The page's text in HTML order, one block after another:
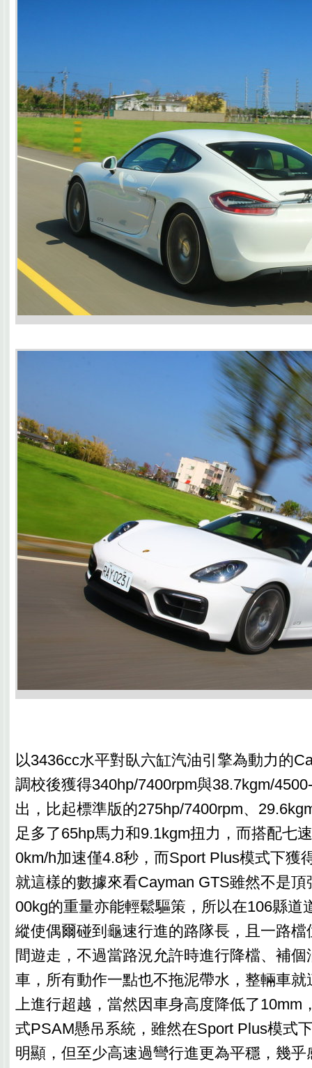
以3436cc水平對臥六缸汽油引擎為動力的
調校後獲得340hp/7400rpm與38.7kgm/
出，比起標準版的275hp/7400rpm、
足多了65hp馬力和9.1kgm扭力，而搭配七
0km/h加速僅4.8秒，而Sport Plus模式下獲
就這樣的數據來看Cayman GTS雖然不是
00kg的重量亦能輕鬆驅策，所以在106縣道
縱使偶爾碰到龜速行進的路隊長，且一路檔
間遊走，不過當路況允許時進行降檔、補
車，所有動作一點也不拖泥帶水，整輛車
上進行超越，當然因車身高度降低了10mm
式PSAM懸吊系統，雖然在Sport Plus模式
明顯，但至少高速過彎行進更為平穩，幾